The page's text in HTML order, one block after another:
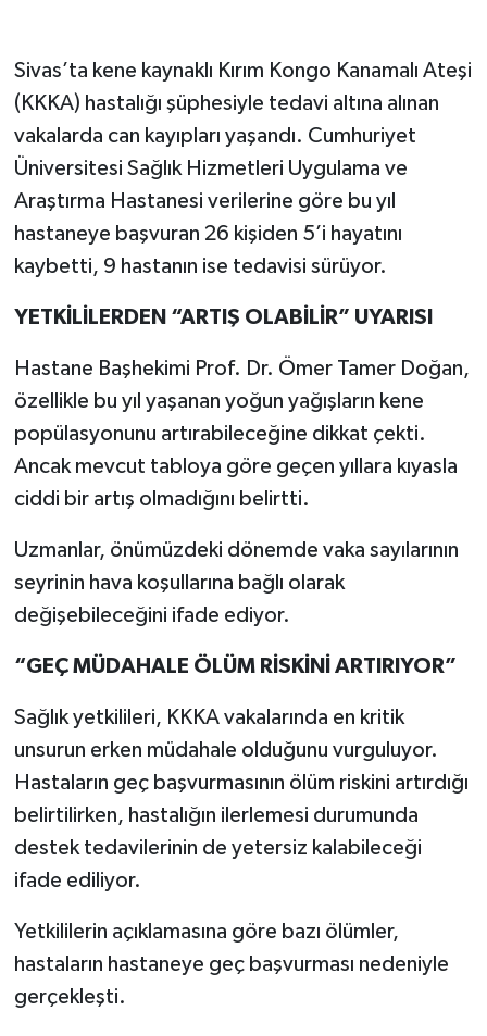
Sivas’ta kene kaynaklı Kırım Kongo Kanamalı Ateşi
(KKKA) hastalığı şüphesiyle tedavi altına alınan
vakalarda can kayıpları yaşandı. Cumhuriyet
Üniversitesi Sağlık Hizmetleri Uygulama ve
Araştırma Hastanesi verilerine göre bu yıl
hastaneye başvuran 26 kişiden 5’i hayatını
kaybetti, 9 hastanın ise tedavisi sürüyor.
YETKİLİLERDEN “ARTIŞ OLABİLİR” UYARISI
Hastane Başhekimi Prof. Dr. Ömer Tamer Doğan,
özellikle bu yıl yaşanan yoğun yağışların kene
popülasyonunu artırabileceğine dikkat çekti.
Ancak mevcut tabloya göre geçen yıllara kıyasla
ciddi bir artış olmadığını belirtti.
Uzmanlar, önümüzdeki dönemde vaka sayılarının
seyrinin hava koşullarına bağlı olarak
değişebileceğini ifade ediyor.
“GEÇ MÜDAHALE ÖLÜM RİSKİNİ ARTIRIYOR”
Sağlık yetkilileri, KKKA vakalarında en kritik
unsurun erken müdahale olduğunu vurguluyor.
Hastaların geç başvurmasının ölüm riskini artırdığı
belirtilirken, hastalığın ilerlemesi durumunda
destek tedavilerinin de yetersiz kalabileceği
ifade ediliyor.
Yetkililerin açıklamasına göre bazı ölümler,
hastaların hastaneye geç başvurması nedeniyle
gerçekleşti.